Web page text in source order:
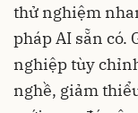
thử nghiệm
pháp AI sẵn có.
nghiệp tùy
nghề, giảm